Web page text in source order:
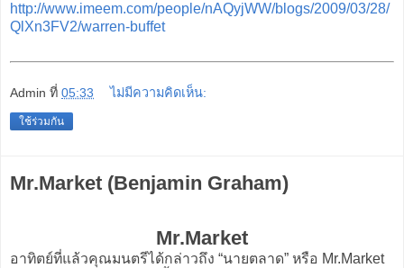
http://www.imeem.com/people/nAQyjWW/blogs/2009/03/28/
QlXn3FV2/warren-buffet
Admin ที่ 05:33 ไม่มีความคิดเห็น:
ใช้ร่วมกัน
Mr.Market (Benjamin Graham)
Mr.Market
อาทิตย์ที่แล้วคุณมนตรีได้กล่าวถึง “นายตลาด” หรือ Mr.Market